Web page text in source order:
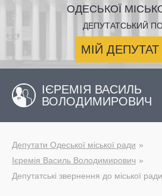
ОДЕСЬКОЇ
ДЕПУТАТСЬКИЙ
МІЙ ДЕПУТАТ
ІЄРЕМІЯ ВАСИЛЬ
ВОЛОДИМИРОВИЧ
Депутати Одеської міської ради
Ієремія Василь Володимирович
Депутатські звернення до міської ради